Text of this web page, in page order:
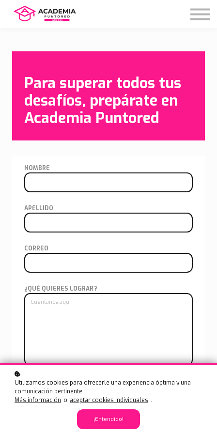
Iniciar sesión
Para superar todos tus
desafíos, prepárate en
Academia Puntored
NOMBRE
APELLIDO
CORREO
¿QUÉ QUIERES LOGRAR?
Enviar
Utilizamos cookies para ofrecerle una experiencia óptima y una
comunicación pertinente.
Más información o aceptar cookies individuales .
¡Entendido!